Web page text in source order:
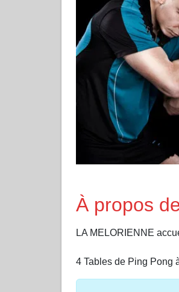
À propos
LA MELORIENNE
4 Tables de Ping Pong